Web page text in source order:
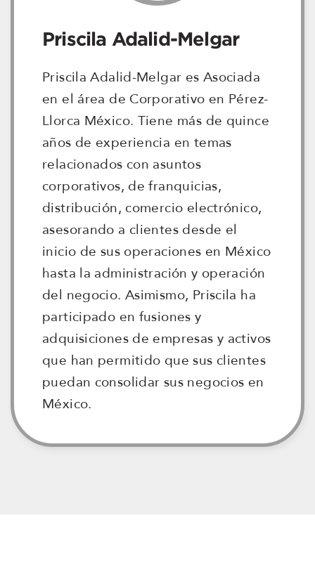
Priscila Adalid-Melgar
Priscila Adalid-Melgar es Asociada
en el área de Corporativo en Pérez-
Llorca México. Tiene más de quince
años de experiencia en temas
relacionados con asuntos
corporativos, de franquicias,
distribución, comercio electrónico,
asesorando a clientes desde el
inicio de sus operaciones en México
hasta la administración y operación
del negocio. Asimismo, Priscila ha
participado en fusiones y
adquisiciones de empresas y activos
que han permitido que sus clientes
puedan consolidar sus negocios en
México.